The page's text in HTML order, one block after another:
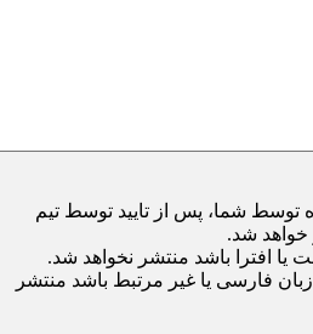
توسط شما، پس از تایید توسط تیم
شد.
یا افترا باشد منتشر نخواهد شد.
زبان فارسی یا غیر مرتبط باشد منتشر